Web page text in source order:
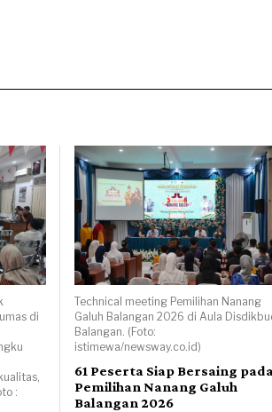
di
:
Technical meeting Pemilihan Nanang
Galuh Balangan 2026 di Aula
Balangan. (Foto:
istimewa/newsway.co.id)
61 Peserta Siap Bersaing
Pemilihan Nanang Galuh
Balangan 2026